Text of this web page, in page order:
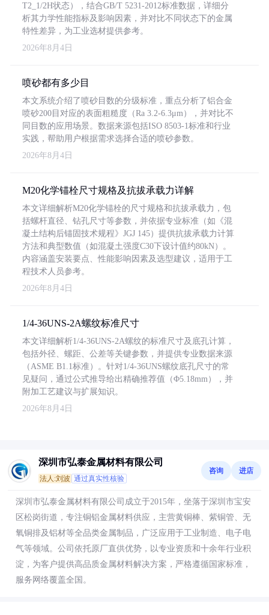
T2_1/2H状态），结合GB/T 5231-2012标准数据，详细分
析其力学性能指标及影响因素，并对比不同状态下的金属
特性差异，为工业选材提供参考。
2026年8月4日
喷砂都有多少目
本文系统介绍了喷砂目数的分级标准，重点分析了铝合金
喷砂200目对应的表面粗糙度（Ra 3.2-6.3μm），并对比不
同目数的应用场景。数据来源包括ISO 8503-1标准和行业
实践，帮助用户根据需求选择合适的喷砂参数。
2026年8月4日
M20化学锚栓尺寸规格及抗拔承载力详解
本文详细解析M20化学锚栓的尺寸规格和抗拔承载力，包
括螺杆直径、钻孔尺寸等参数，并依据专业标准（如《混
凝土结构后锚固技术规程》JGJ 145）提供抗拔承载力计算
方法和典型数值（如混凝土强度C30下设计值约80kN）。
内容涵盖安装要点、性能影响因素及选型建议，适用于工
程技术人员参考。
2026年8月4日
1/4-36UNS-2A螺纹标准尺寸
本文详细解析1/4-36UNS-2A螺纹的标准尺寸及底孔计算，
包括外径、螺距、公差等关键参数，并提供专业数据来源
（ASME B1.1标准）。针对1/4-36UNS螺纹底孔尺寸的常
见疑问，通过公式推导给出精确推荐值（Φ5.18mm），并
附加工艺建议与扩展知识。
2026年8月4日
深圳市弘泰金属材料有限公司
法人:刘波 通过真实性核验
咨询 进店
深圳市弘泰金属材料有限公司成立于2015年，坐落于深圳市宝安
区松岗街道，专注铜铝金属材料供应，主营黄铜棒、紫铜管、无
氧铜排及铝材等全品类金属制品，广泛应用于工业制造、电子电
气等领域。公司依托原厂直供优势，以专业资质和十余年行业积
淀，为客户提供高品质金属材料解决方案，严格遵循国家标准，
服务网络覆盖全国。